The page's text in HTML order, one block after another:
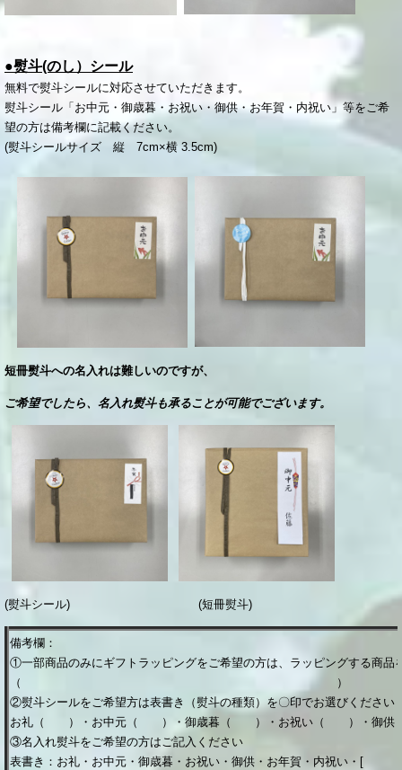
●熨斗(のし）シール
無料で熨斗シールに対応させていただきます。
熨斗シール「お中元・御歳暮・お祝い・御供・お年賀・内祝い」等をご希
望の方は備考欄に記載ください。
(熨斗シールサイズ 縦 7cm×横 3.5cm)
短冊熨斗への名入れは難しいのですが、
ご希望でしたら、名入れ熨斗も承ることが可能でございます。
(熨斗シール) (短冊熨斗)
備考欄：
①一部商品のみにギフトラッピングをご希望の方は、ラッピングする商品
（ ）
②熨斗シールをご希望方は表書き（熨斗の種類）を〇印でお選びください
お礼（ ）・お中元（ ）・御歳暮（ ）・お祝い（ ）・御
③名入れ熨斗をご希望の方はご記入ください
表書き：お礼・お中元・御歳暮・お祝い・御供・お年賀・内祝